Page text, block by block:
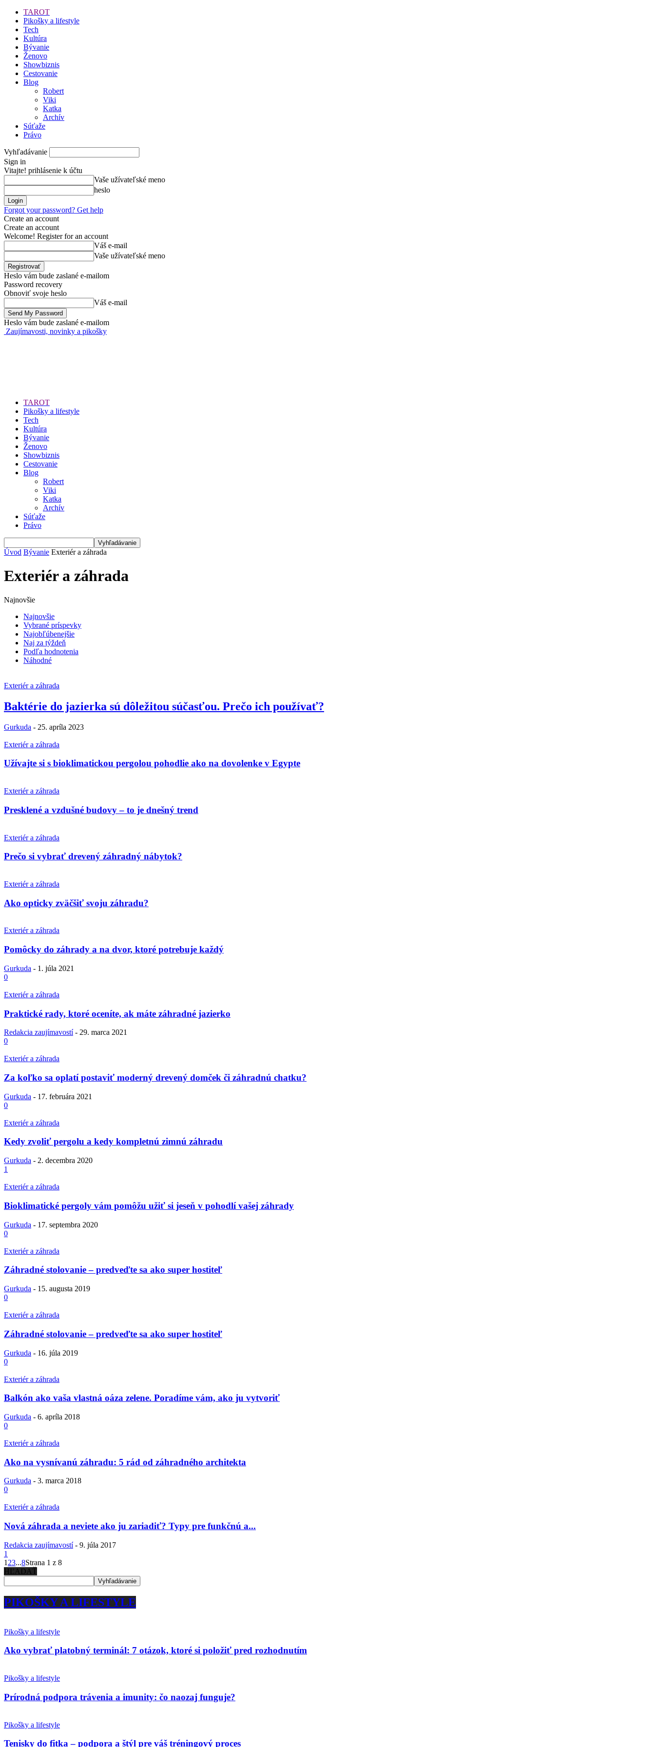
TAROT
Pikošky a lifestyle
Tech
Kultúra
Bývanie
Ženovo
Showbiznis
Cestovanie
Blog
Robert
Viki
Katka
Archív
Súťaže
Právo
Vyhľadávanie
Sign in
Vitajte! prihlásenie k účtu
Vaše užívateľské meno
heslo
Forgot your password? Get help
Create an account
Create an account
Welcome! Register for an account
Váš e-mail
Vaše užívateľské meno
Heslo vám bude zaslané e-mailom
Password recovery
Obnoviť svoje heslo
Váš e-mail
Heslo vám bude zaslané e-mailom
Zaujímavosti, novinky a pikošky
TAROT
Pikošky a lifestyle
Tech
Kultúra
Bývanie
Ženovo
Showbiznis
Cestovanie
Blog
Robert
Viki
Katka
Archív
Súťaže
Právo
Úvod Bývanie Exteriér a záhrada
Exteriér a záhrada
Najnovšie
Najnovšie
Vybrané príspevky
Najobľúbenejšie
Naj za týždeň
Podľa hodnotenia
Náhodné
Exteriér a záhrada
Baktérie do jazierka sú dôležitou súčasťou. Prečo ich používať?
Gurkuda - 25. apríla 2023
Exteriér a záhrada
Užívajte si s bioklimatickou pergolou pohodlie ako na dovolenke v Egypte
Exteriér a záhrada
Presklené a vzdušné budovy – to je dnešný trend
Exteriér a záhrada
Prečo si vybrať drevený záhradný nábytok?
Exteriér a záhrada
Ako opticky zväčšiť svoju záhradu?
Exteriér a záhrada
Pomôcky do záhrady a na dvor, ktoré potrebuje každý
Gurkuda - 1. júla 2021
0
Exteriér a záhrada
Praktické rady, ktoré oceníte, ak máte záhradné jazierko
Redakcia zaujímavostí - 29. marca 2021
0
Exteriér a záhrada
Za koľko sa oplatí postaviť moderný drevený domček či záhradnú chatku?
Gurkuda - 17. februára 2021
0
Exteriér a záhrada
Kedy zvoliť pergolu a kedy kompletnú zimnú záhradu
Gurkuda - 2. decembra 2020
1
Exteriér a záhrada
Bioklimatické pergoly vám pomôžu užiť si jeseň v pohodlí vašej záhrady
Gurkuda - 17. septembra 2020
0
Exteriér a záhrada
Záhradné stolovanie – predveďte sa ako super hostiteľ
Gurkuda - 15. augusta 2019
0
Exteriér a záhrada
Záhradné stolovanie – predveďte sa ako super hostiteľ
Gurkuda - 16. júla 2019
0
Exteriér a záhrada
Balkón ako vaša vlastná oáza zelene. Poradíme vám, ako ju vytvoriť
Gurkuda - 6. apríla 2018
0
Exteriér a záhrada
Ako na vysnívanú záhradu: 5 rád od záhradného architekta
Gurkuda - 3. marca 2018
0
Exteriér a záhrada
Nová záhrada a neviete ako ju zariadiť? Typy pre funkčnú a...
Redakcia zaujímavostí - 9. júla 2017
1
1 23...8Strana 1 z 8
HĽADAŤ
PIKOŠKY A LIFESTYLE
Pikošky a lifestyle
Ako vybrať platobný terminál: 7 otázok, ktoré si položiť pred rozhodnutím
Pikošky a lifestyle
Prírodná podpora trávenia a imunity: čo naozaj funguje?
Pikošky a lifestyle
Tenisky do fitka – podpora a štýl pre váš tréningový proces